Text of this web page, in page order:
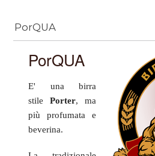
PorQUA
PorQUA
E' una birra
stilePorter, ma
piùprofumata e
beverina.